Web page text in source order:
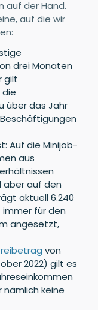
auf der Hand.
auf die wir
drei Monaten
gilt
über das Jahr
Auf die Minijob-
aus
aber auf den
aktuell 6.240
immer für den
angesetzt,
von
2022) gilt es
keine